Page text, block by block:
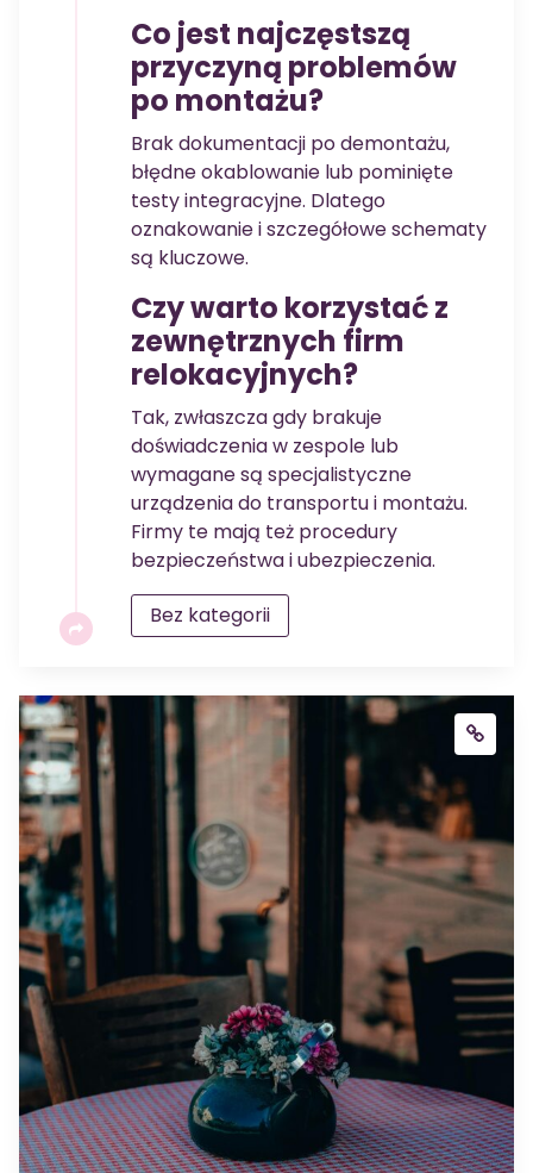
Co jest najczęstszą
przyczyną problemów
po montażu?
Brak dokumentacji po demontażu,
błędne okablowanie lub pominięte
testy integracyjne. Dlatego
oznakowanie i szczegółowe schematy
są kluczowe.
Czy warto korzystać z
zewnętrznych firm
relokacyjnych?
Tak, zwłaszcza gdy brakuje
doświadczenia w zespole lub
wymagane są specjalistyczne
urządzenia do transportu i montażu.
Firmy te mają też procedury
bezpieczeństwa i ubezpieczenia.
Bez kategorii